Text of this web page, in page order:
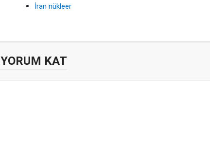
İran nükleer
YORUM KAT